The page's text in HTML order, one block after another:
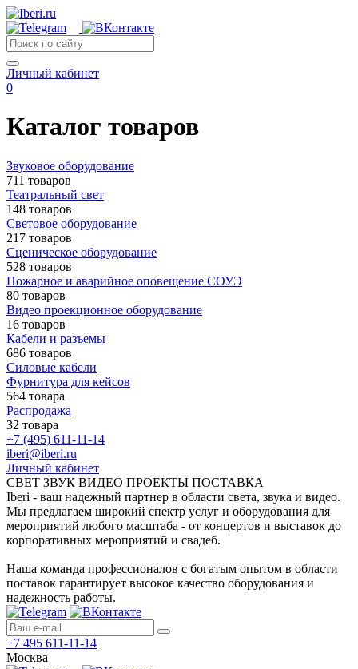
Личный кабинет
0
Каталог товаров
Звуковое оборудование
711 товаров
Театральный свет
148 товаров
Световое оборудование
217 товаров
Сценическое оборудование
528 товаров
Пожарное и аварийное оповещение СОУЭ
80 товаров
Видео проекционное оборудование
16 товаров
Кабели и разъемы
686 товаров
Силовые кабели
Фурнитура для кейсов
564 товара
Распродажа
32 товара
+7 (495) 611-11-14
iberi@iberi.ru
Личный кабинет
СВЕТ ЗВУК ВИДЕО ПРОЕКТЫ ПОСТАВКА
Iberi - ваш надежный партнер в области света, звука и видео.
Мы предлагаем широкий спектр услуг и оборудования для
мероприятий любого масштаба - от концертов и выставок до
корпоративных мероприятий и свадеб.
Наша команда профессионалов с богатым опытом в области
поставок гарантирует высокое качество оборудования и
надежность работы.
+7 495 611-11-14
Москва